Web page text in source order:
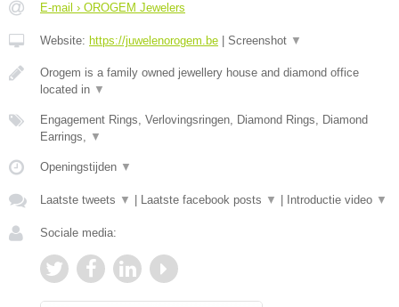
E-mail › OROGEM Jewelers
Website: https://juwelenorogem.be Screenshot ▼
Orogem is a family owned jewellery house and diamond office
located in ▼
Engagement Rings, Verlovingsringen, Diamond Rings, Diamond
Earrings, ▼
Openingstijden ▼
Laatste tweets ▼ Laatste facebook posts ▼ Introductie video ▼
Sociale media: